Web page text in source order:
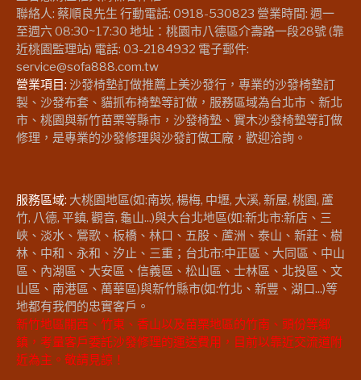
聯絡人: 蔡順良先生 行動電話: 0918-530823 營業時間: 週一
至週六 08:30~17:30 地址：桃園市八德區介壽路一段28號 (靠
近桃園監理站) 電話: 03-2184932 電子郵件:
service@sofa888.com.tw
營業項目: 沙發椅墊訂做推薦上美沙發行，專業的沙發椅墊訂
製、沙發布套、貓抓布椅墊等訂做，服務區域為台北市、新北
市、桃園與新竹苗栗等縣市，沙發椅墊、實木沙發椅墊等訂做
修理，是專業的沙發修理與沙發訂做工廠，歡迎洽詢。
服務區域: 大桃園地區(如:南崁, 楊梅, 中壢, 大溪, 新屋, 桃園, 蘆
竹, 八德, 平鎮, 觀音, 龜山...)與大台北地區(如:新北市:新店、三
峽、淡水、鶯歌、板橋、林口、五股、蘆洲、泰山、新莊、樹
林、中和、永和、汐止、三重；台北市:中正區、大同區、中山
區、內湖區、大安區、信義區、松山區、士林區、北投區、文
山區、南港區、萬華區)與新竹縣市(如:竹北、新豐、湖口...)等
地都有我們的忠實客戶。
新竹地區關西、竹東、香山以及苗栗地區的竹南、頭份等鄉
鎮，考量客戶委託沙發修理的運送費用，目前以靠近交流道附
近為主。敬請見諒！